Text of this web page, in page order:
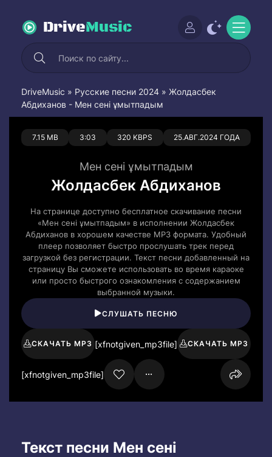
DriveMusic
DriveMusic » Русские песни 2024 » Жолдасбек
Абдиханов - Мен сені ұмытпадым
7.15 MB 3:03 320 KBPS 25.АВГ.2024 ГОДА
0 0
Мен сені ұмытпадым
Жолдасбек Абдиханов
На странице доступно бесплатное скачивание песни
«Мен сені ұмытпадым» в исполнении Жолдасбек
Абдиханов в хорошем качестве MP3 формата. Удобный
плеер позволяет быстро прослушать трек перед
загрузкой без регистрации. Текст песни добавленный на
страницу Вы сможете использовать во время караоке
или просто быстрого ознакомления с содержанием
выбранной музыки.
СЛУШАТЬ ПЕСНЮ
СКАЧАТЬ MP3 [xfnotgiven_mp3file] СКАЧАТЬ MP3
[xfnotgiven_mp3file]
Текст песни Мен сені